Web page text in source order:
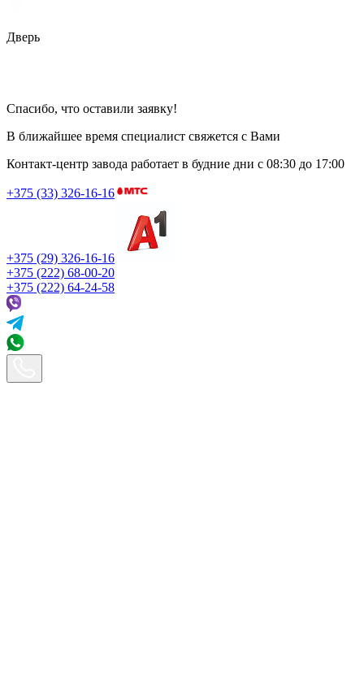
Дверь
Спасибо, что оставили заявку!
В ближайшее время специалист свяжется с Вами
Контакт-центр завода работает в будние дни с 08:30 до 17:00
+375 (33) 326-16-16
+375 (29) 326-16-16
+375 (222) 68-00-20
+375 (222) 64-24-58